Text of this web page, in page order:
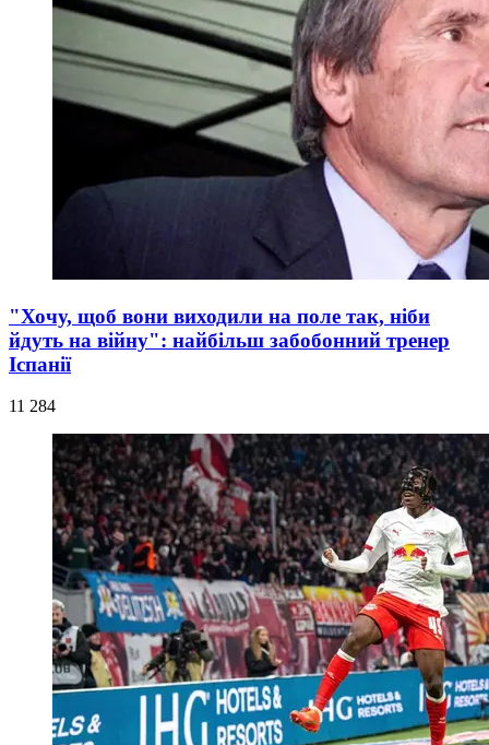
"Хочу, щоб вони виходили на поле так, ніби
йдуть на війну": найбільш забобонний тренер
Іспанії
11 284